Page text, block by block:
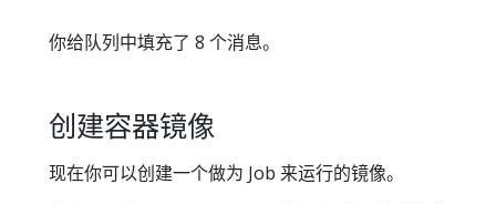
你给队列中填充了 8 个消息。
创建容器镜像
现在你可以创建一个做为 Job 来运行的镜像。